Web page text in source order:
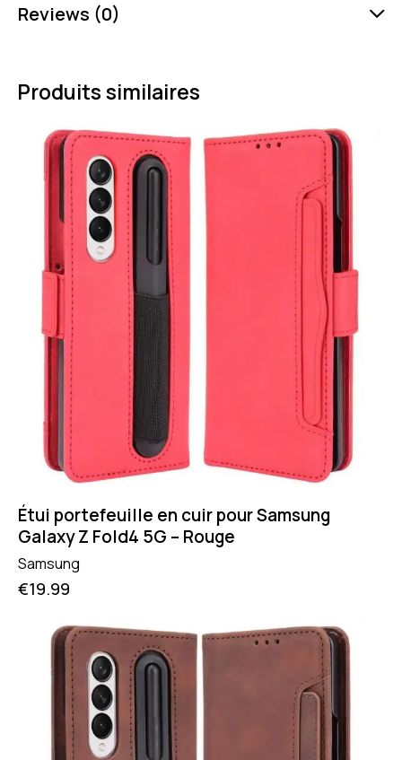
Reviews (0)
Produits similaires
Étui portefeuille en cuir pour Samsung
Galaxy Z Fold4 5G – Rouge
Samsung
€19.99